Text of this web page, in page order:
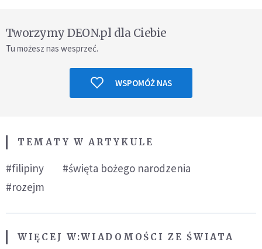
Tworzymy DEON.pl dla Ciebie
Tu możesz nas wesprzeć.
WSPOMÓŻ NAS
TEMATY W ARTYKULE
#filipiny
#święta bożego narodzenia
#rozejm
WIĘCEJ W:WIADOMOŚCI ZE ŚWIATA